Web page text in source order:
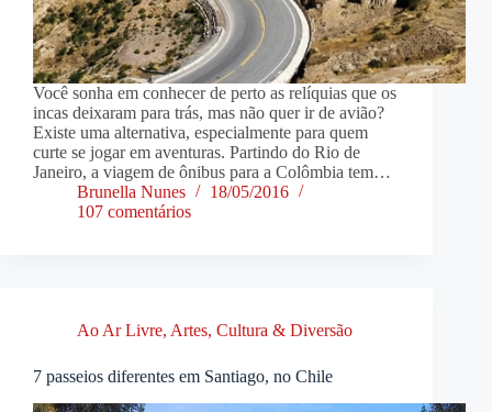
Você sonha em conhecer de perto as relíquias que os
incas deixaram para trás, mas não quer ir de avião?
Existe uma alternativa, especialmente para quem
curte se jogar em aventuras. Partindo do Rio de
Janeiro, a viagem de ônibus para a Colômbia tem…
Brunella Nunes
18/05/2016
107 comentários
Ao Ar Livre, Artes, Cultura & Diversão
7 passeios diferentes em Santiago, no Chile